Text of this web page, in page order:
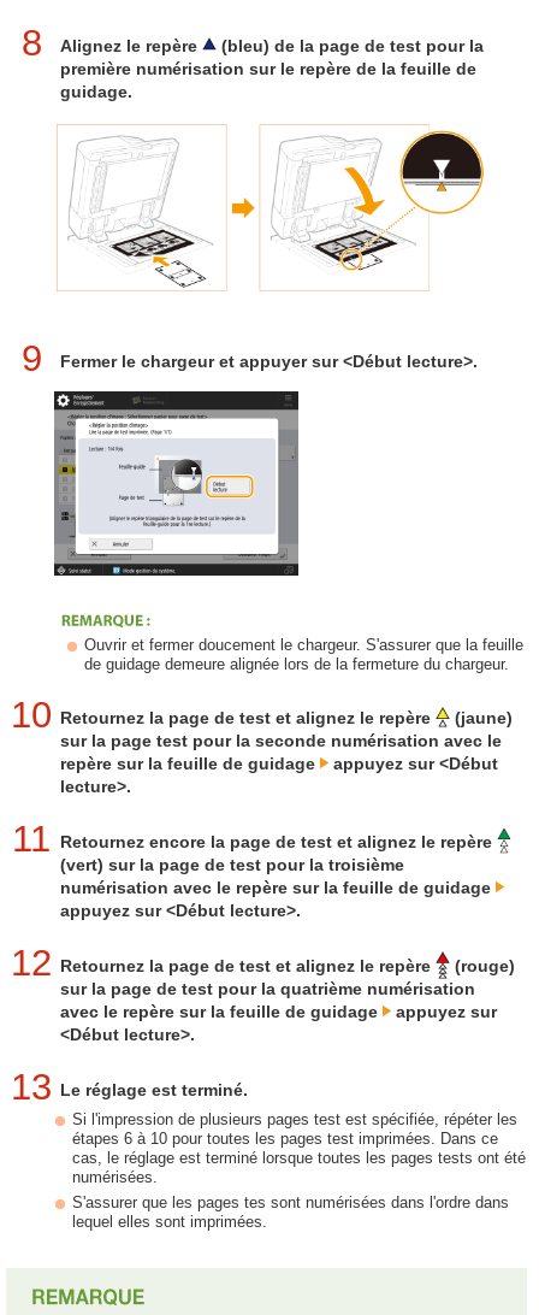
8 Alignez le repère
(bleu) de la page de test pour la
première numérisation sur le repère de la feuille de
guidage.
9 Fermer le chargeur et appuyer sur <Début lecture>.
Ouvrir et fermer doucement le chargeur. S'assurer que la feuille
de guidage demeure alignée lors de la fermeture du chargeur.
10 Retournez la page de test et alignez le repère
(jaune)
sur la page test pour la seconde numérisation avec le
repère sur la feuille de guidage
appuyez sur <Début
lecture>.
11
Retournez encore la page de test et alignez le repère
(vert) sur la page de test pour la troisième
numérisation avec le repère sur la feuille de guidage
appuyez sur <Début lecture>.
12 Retournez la page de test et alignez le repère
(rouge)
sur la page de test pour la quatrième numérisation
avec le repère sur la feuille de guidage
appuyez sur
<Début lecture>.
13 Le réglage est terminé.
Si l'impression de plusieurs pages test est spécifiée, répéter les
étapes 6 à 10 pour toutes les pages test imprimées. Dans ce
cas, le réglage est terminé lorsque toutes les pages tests ont été
numérisées.
S'assurer que les pages tes sont numérisées dans l'ordre dans
lequel elles sont imprimées.